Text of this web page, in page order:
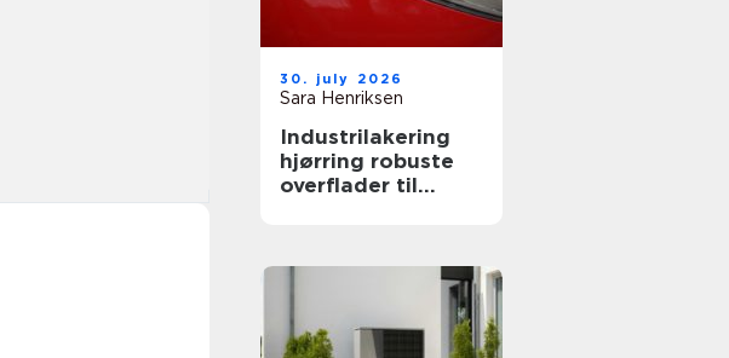
30. july 2026
Sara Henriksen
Industrilakering
hjørring robuste
overflader til